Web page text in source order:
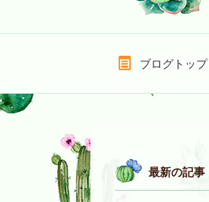
ブログトップ
最新の記事